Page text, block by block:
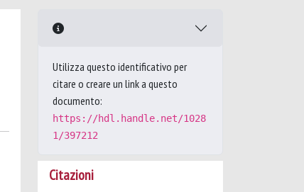
Utilizza questo identificativo per
citare o creare un link a questo
documento:
https://hdl.handle.net/1028
1/397212
Citazioni